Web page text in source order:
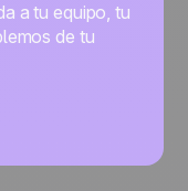
a tu equipo, tu
de tu